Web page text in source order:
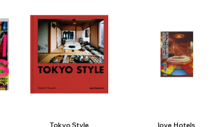
Tokyo Style love Hotels